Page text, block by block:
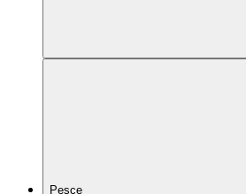
Pesce